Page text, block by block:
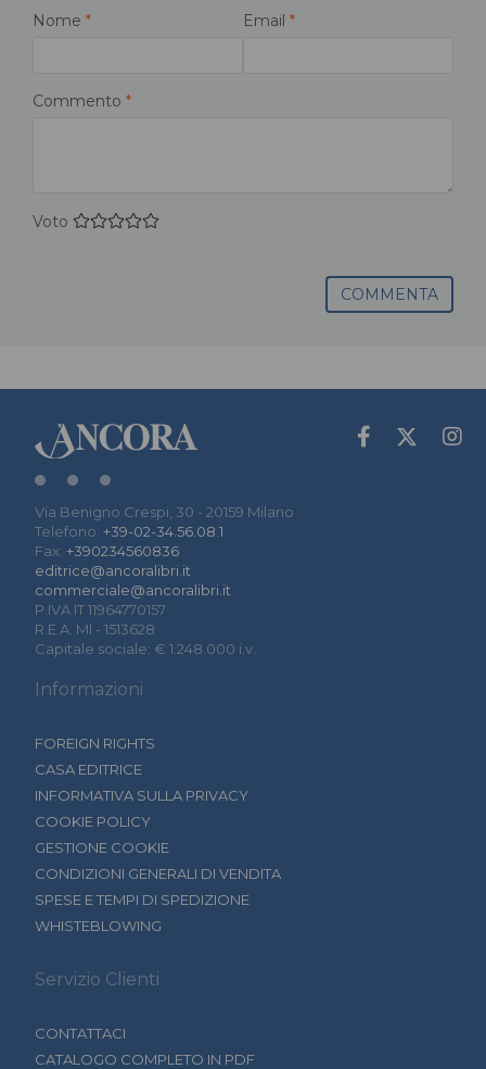
Nome * Email *
Commento *
Voto
COMMENTA
Via Benigno Crespi, 30 - 20159 Milano
Telefono: +39-02-34.56.08.1
Fax: +390234560836
editrice@ancoralibri.it
commerciale@ancoralibri.it
P.IVA IT 11964770157
R.E.A. MI - 1513628
Capitale sociale: € 1.248.000 i.v.
Informazioni
FOREIGN RIGHTS
CASA EDITRICE
INFORMATIVA SULLA PRIVACY
COOKIE POLICY
GESTIONE COOKIE
CONDIZIONI GENERALI DI VENDITA
SPESE E TEMPI DI SPEDIZIONE
WHISTEBLOWING
Servizio Clienti
CONTATTACI
CATALOGO COMPLETO IN PDF